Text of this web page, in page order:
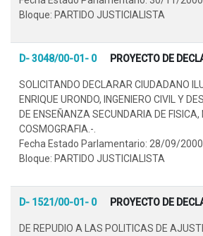
Bloque: PARTIDO JUSTICIALISTA
D- 3048/00-01- 0 PROYECTO DE
SOLICITANDO DECLARAR CIUDADANO
ENRIQUE URONDO, INGENIERO CIVIL Y
DE ENSEÑANZA SECUNDARIA DE
COSMOGRAFIA.-.
Fecha Estado Parlamentario: 28/09/2000
Bloque: PARTIDO JUSTICIALISTA
D- 1521/00-01- 0 PROYECTO DE
DE REPUDIO A LAS POLITICAS DE